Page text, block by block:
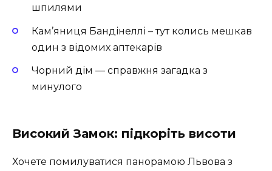
шпилями
Кам’яниця Бандінеллі – тут колись мешкав
один з відомих аптекарів
Чорний дім — справжня загадка з
минулого
Високий Замок: підкоріть висоти
Хочете помилуватися панорамою Львова з